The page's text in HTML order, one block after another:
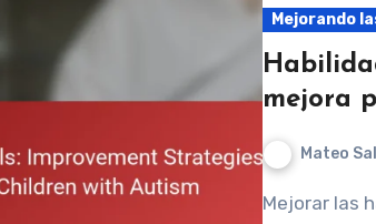
Mejorando
mejora
Mateo
Mejorar las habilidades sociales en niños con autismo